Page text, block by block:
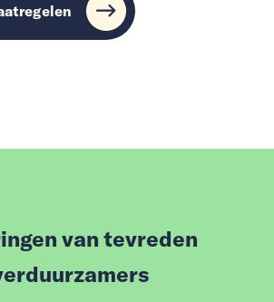
van tevreden